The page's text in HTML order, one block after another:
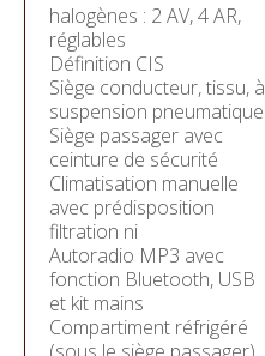
halogènes : 2 AV, 4 AR,
réglables
Définition CIS
Siège conducteur, tissu, à
suspension pneumatique
Siège passager avec
ceinture de sécurité
Climatisation manuelle
avec prédisposition
filtration ni
Autoradio MP3 avec
fonction Bluetooth, USB
et kit mains
Compartiment réfrigéré